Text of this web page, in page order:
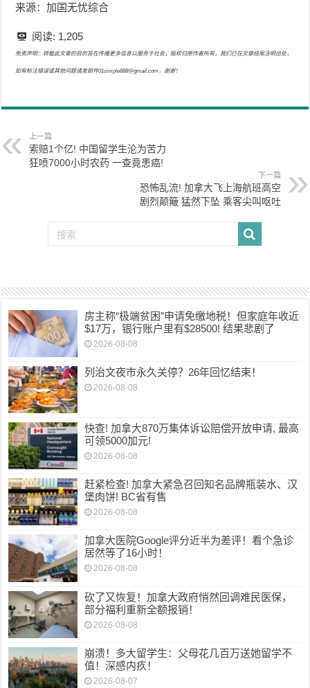
来源：加国无忧综合
阅读: 1,205
免责声明：转载此文章的目的旨在传播更多信息以服务于社会，版权归原作者所有，我们已在文章结尾注明出处，
如有标注错误或其他问题请发邮件01simple888@gmail.com，谢谢！
上一篇
索赔1个亿! 中国留学生沦为苦力
狂喷7000小时农药 一查竟患癌!
下一篇
恐怖乱流! 加拿大飞上海航班高空
剧烈颠簸 猛然下坠 乘客尖叫呕吐
房主称“极端贫困”申请免缴地税！但家庭年收近
$17万，银行账户里有$28500! 结果悲剧了
2026-08-08
列治文夜市永久关停？26年回忆结束！
2026-08-08
快查! 加拿大870万集体诉讼赔偿开放申请, 最高
可领5000加元!
2026-08-08
赶紧检查! 加拿大紧急召回知名品牌瓶装水、汉
堡肉饼! BC省有售
2026-08-08
加拿大医院Google评分近半为差评！看个急诊
居然等了16小时！
2026-08-08
砍了又恢复！加拿大政府悄然回调难民医保，
部分福利重新全额报销！
2026-08-08
崩溃！多大留学生：父母花几百万送她留学不
值！深感内疚！
2026-08-07